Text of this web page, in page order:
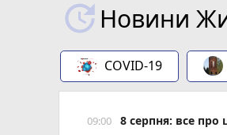
Новини
COVID-19
09:00 8 серпня: все